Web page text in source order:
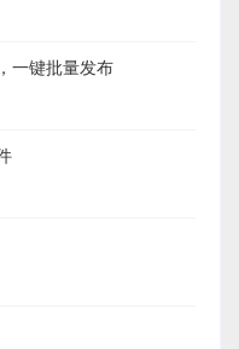
一键批量发布